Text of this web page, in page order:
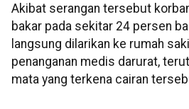
Akibat serangan tersebut
bakar pada sekitar 24 persen
langsung dilarikan ke rumah
penanganan medis darurat,
mata yang terkena cairan